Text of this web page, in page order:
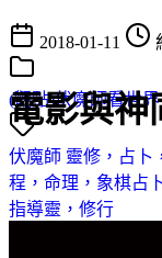
電影與神
2018-01-11
(觀點)伏魔師看世界
伏魔師 靈修，占卜
程，命理，象棋占
指導靈，修行